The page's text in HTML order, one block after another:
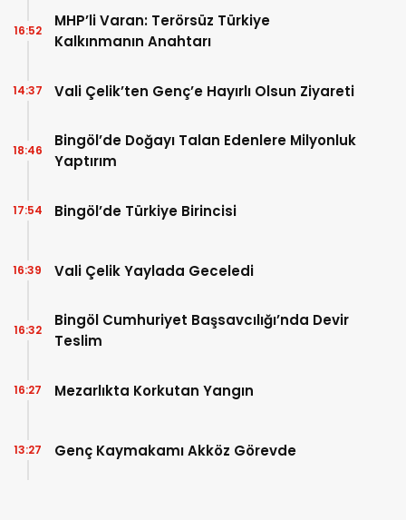
MHP’li Varan: Terörsüz Türkiye
Kalkınmanın Anahtarı
16:52
Vali Çelik’ten Genç’e Hayırlı Olsun Ziyareti
14:37
Bingöl’de Doğayı Talan Edenlere Milyonluk
Yaptırım
18:46
Bingöl’de Türkiye Birincisi
17:54
Vali Çelik Yaylada Geceledi
16:39
Bingöl Cumhuriyet Başsavcılığı’nda Devir
Teslim
16:32
Mezarlıkta Korkutan Yangın
16:27
Genç Kaymakamı Akköz Görevde
13:27